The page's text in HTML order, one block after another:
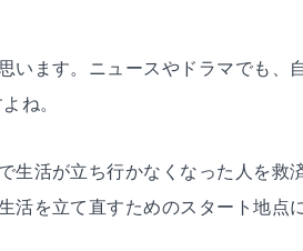
います。ニュースやドラマでも、
ね。
生活が立ち行かなくなった人を救
活を立て直すためのスタート地点